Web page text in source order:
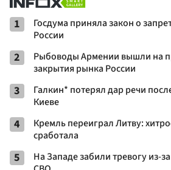
1
Госдума приняла закон о
России
2
Рыбоводы Армении вышли на
закрытия рынка России
3
Галкин* потерял дар речи
Киеве
4
Кремль переиграл Литву:
сработала
5
На Западе забили тревогу из-